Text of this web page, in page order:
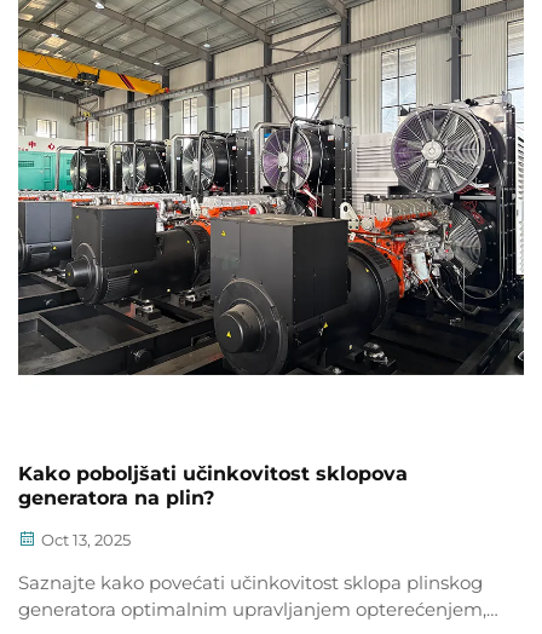
Kako poboljšati učinkovitost sklopova
generatora na plin?
Oct 13, 2025
Saznajte kako povećati učinkovitost sklopa plinskog
generatora optimalnim upravljanjem opterećenjem,